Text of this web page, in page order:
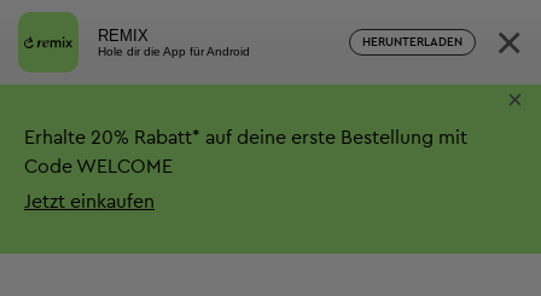
REMIX
Hole dir die App für Android
HERUNTERLADEN ×
Erhalte 20% Rabatt* auf deine erste Bestellung mit
Code WELCOME
Jetzt einkaufen
×